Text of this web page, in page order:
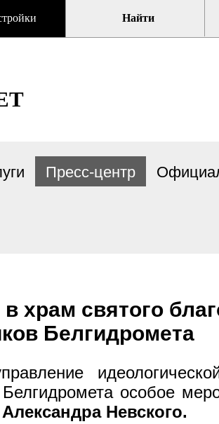
Найти
Пресс-центр
храм святого
Белгидромета
особое
Невского.